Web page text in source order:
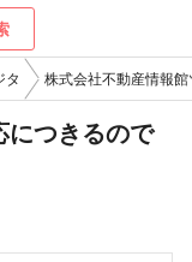
タ 株式会社不動産情報
につきるので